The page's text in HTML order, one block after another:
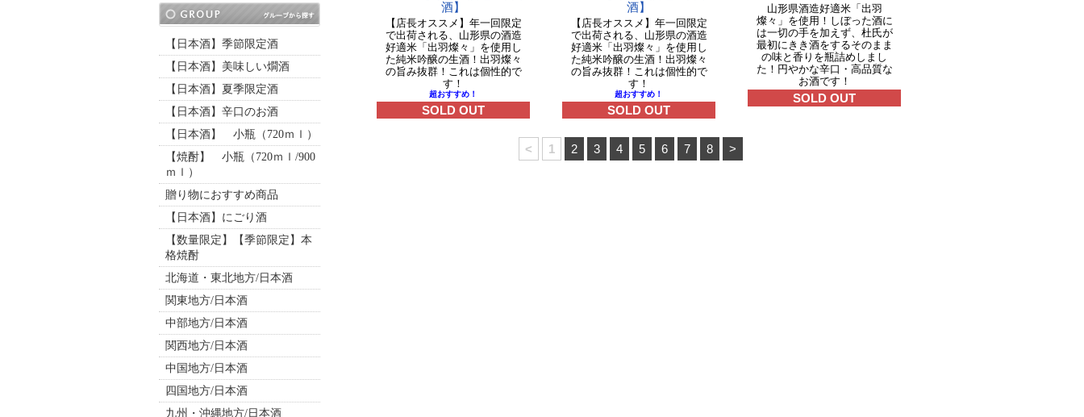
【日本酒】季節限定酒
【日本酒】美味しい燗酒
【日本酒】夏季限定酒
【日本酒】辛口のお酒
【日本酒】 小瓶（720ｍｌ）
【焼酎】 小瓶（720ｍｌ/900
ｍｌ）
贈り物におすすめ商品
【日本酒】にごり酒
【数量限定】【季節限定】本
格焼酎
北海道・東北地方/日本酒
関東地方/日本酒
中部地方/日本酒
関西地方/日本酒
中国地方/日本酒
四国地方/日本酒
九州・沖縄地方/日本酒
酒】
【店長オススメ】年一回限定
で出荷される、山形県の酒造
好適米「出羽燦々」を使用し
た純米吟醸の生酒！出羽燦々
の旨み抜群！これは個性的で
す！
超おすすめ！
SOLD OUT
酒】
【店長オススメ】年一回限定
で出荷される、山形県の酒造
好適米「出羽燦々」を使用し
た純米吟醸の生酒！出羽燦々
の旨み抜群！これは個性的で
す！
超おすすめ！
SOLD OUT
山形県酒造好適米「出羽
燦々」を使用！しぼった酒に
は一切の手を加えず、杜氏が
最初にきき酒をするそのまま
の味と香りを瓶詰めしまし
た！円やかな辛口・高品質な
お酒です！
SOLD OUT
< 1 2 3 4 5 6 7 8 >